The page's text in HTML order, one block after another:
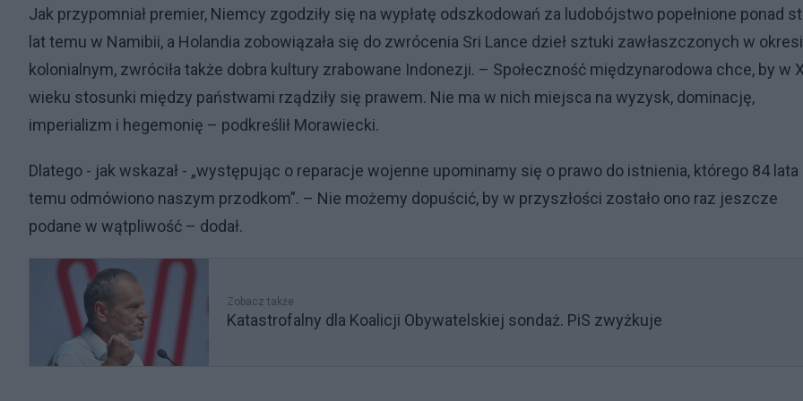
Jak przypomniał premier, Niemcy zgodziły się na wypłatę odszkodowań za ludobójstwo popełnione ponad
lat temu w Namibii, a Holandia zobowiązała się do zwrócenia Sri Lance dzieł sztuki zawłaszczonych w
kolonialnym, zwróciła także dobra kultury zrabowane Indonezji. – Społeczność międzynarodowa chce, by w
wieku stosunki między państwami rządziły się prawem. Nie ma w nich miejsca na wyzysk, dominację,
imperializm i hegemonię – podkreślił Morawiecki.
Dlatego - jak wskazał - „występując o reparacje wojenne upominamy się o prawo do istnienia, którego 84 lata
temu odmówiono naszym przodkom”. – Nie możemy dopuścić, by w przyszłości zostało ono raz jeszcze
podane w wątpliwość – dodał.
Zobacz także
Katastrofalny dla Koalicji Obywatelskiej sondaż. PiS zwyżkuje